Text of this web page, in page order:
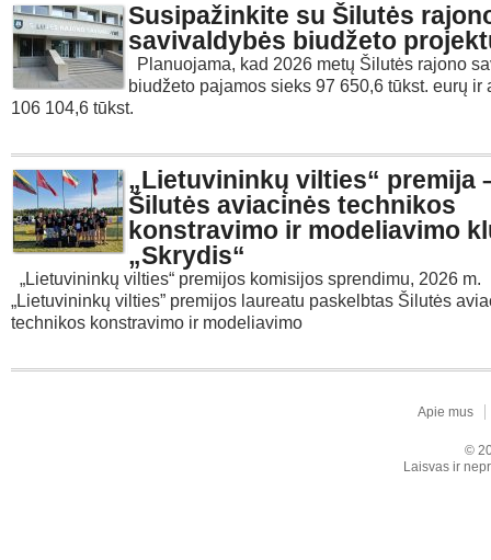
Susipažinkite su Šilutės
savivaldybės biudžeto
Planuojama, kad 2026 metų Šilutės rajono
biudžeto pajamos sieks 97 650,6 tūkst. eurų ir
106 104,6 tūkst.
„Lietuvininkų vilties“ premija
Šilutės aviacinės technikos
konstravimo ir modeliavimo
„Skrydis“
„Lietuvininkų vilties“ premijos komisijos sprendimu, 2026 m.
„Lietuvininkų vilties” premijos laureatu paskelbtas Šilutės
technikos konstravimo ir modeliavimo
Apie mus
©
Laisvas ir